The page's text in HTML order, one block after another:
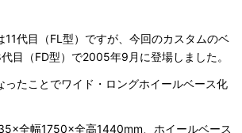
代目（FL型）ですが、今回のカスタムのベ
目（FD型）で2005年9月に登場しました。
たことでワイド・ロングホイールベース化
全幅1750×全高1440mm、ホイールベース